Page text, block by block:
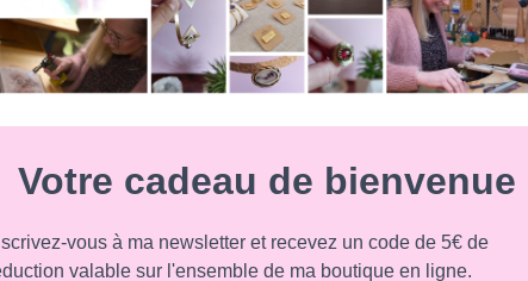
Votre cadeau de bienvenue
vous à ma newsletter et recevez un code de 5€ de
valable sur l'ensemble de ma boutique en ligne.